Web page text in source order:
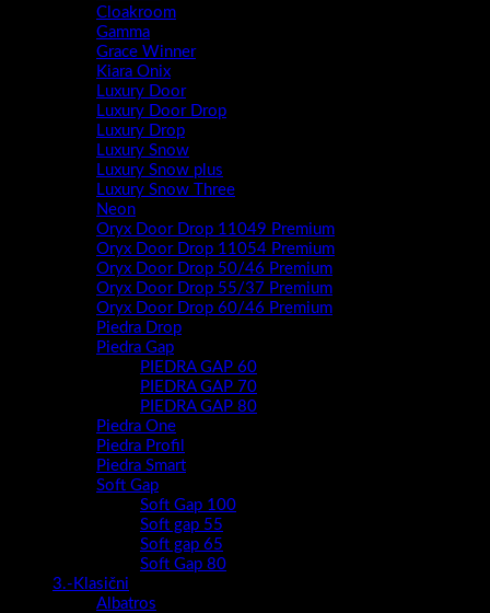
Cloakroom
Gamma
Grace Winner
Kiara Onix
Luxury Door
Luxury Door Drop
Luxury Drop
Luxury Snow
Luxury Snow plus
Luxury Snow Three
Neon
Oryx Door Drop 11049 Premium
Oryx Door Drop 11054 Premium
Oryx Door Drop 50/46 Premium
Oryx Door Drop 55/37 Premium
Oryx Door Drop 60/46 Premium
Piedra Drop
Piedra Gap
PIEDRA GAP 60
PIEDRA GAP 70
PIEDRA GAP 80
Piedra One
Piedra Profil
Piedra Smart
Soft Gap
Soft Gap 100
Soft gap 55
Soft gap 65
Soft Gap 80
3.-Klasični
Albatros